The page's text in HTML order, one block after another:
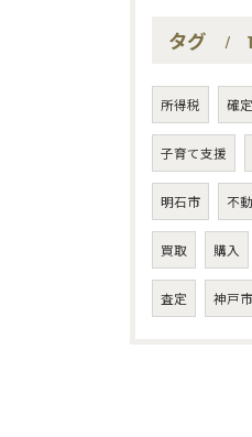
タグ
所得税 確
子育て支援
明石市 不
買取 購入
査定 神戸市